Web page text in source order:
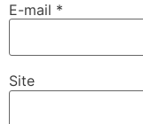
E-mail *
Site